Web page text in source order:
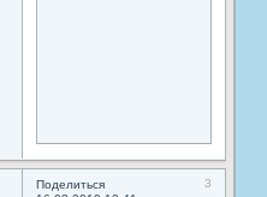
Поделиться
3